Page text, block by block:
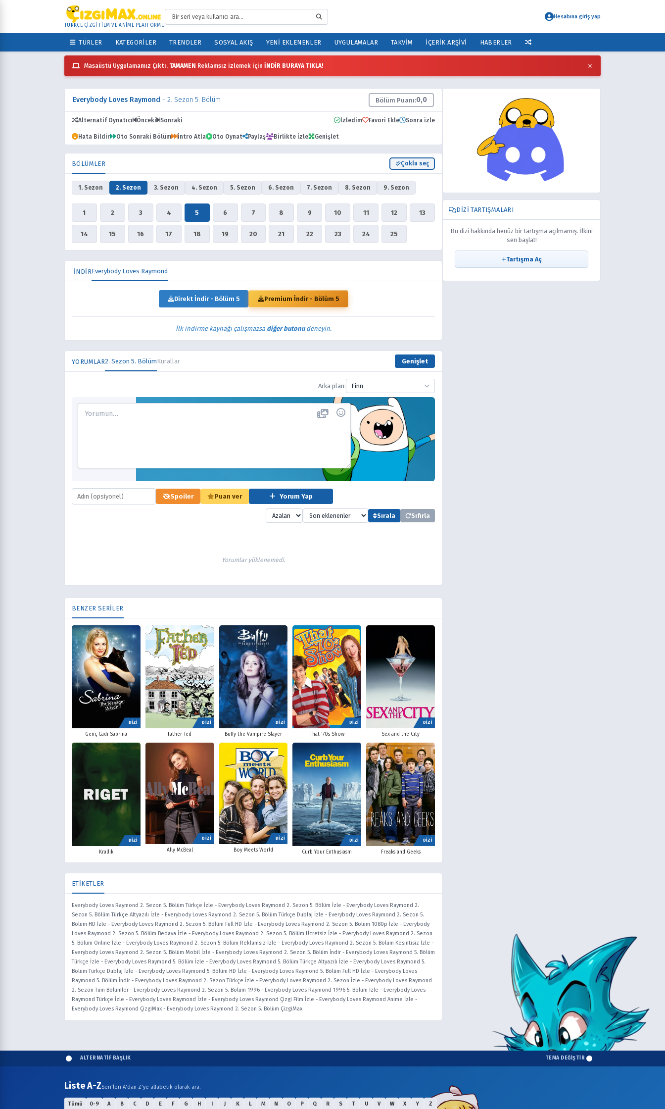
TÜRKÇE ÇİZGİ FİLM VE ANİME PLATFORMU
Hesabına giriş yap
TÜRLER KATEGORILER TRENDLER SOSYAL AKIŞ YENI EKLENENLER UYGULAMALAR TAKVIM İÇERIK ARŞIVI HABERLER
Masaüstü Uygulamamız Çıktı, TAMAMEN Reklamsız izlemek için İNDİR BURAYA TIKLA! ×
Everybody Loves Raymond - 2. Sezon 5. Bölüm Bölüm Puanı:0,0
Alternatif Oynatıcı Önceki Sonraki İzledim Favori Ekle Sonra izle
Hata Bildir Oto Sonraki Bölüm İntro Atla Oto Oynat Paylaş Birlikte İzle Genişlet
BÖLÜMLER Çoklu seç
1. Sezon 2. Sezon 3. Sezon 4. Sezon 5. Sezon 6. Sezon 7. Sezon 8. Sezon 9. Sezon
1 2 3 4 5 6 7 8 9 10 11 12 13
14 15 16 17 18 19 20 21 22 23 24 25
İNDİREverybody Loves Raymond
Direkt İndir - Bölüm 5 Premium İndir - Bölüm 5
İlk indirme kaynağı çalışmazsa diğer butonudeneyin.
YORUMLAR2. Sezon 5. BölümKurallar Genişlet
Arka plan: Finn
Spoiler Puan ver Yorum Yap
Sırala Sıfırla
Yorumlar yüklenemedi.
BENZER SERİLER
DİZİ
Genç Cadı Sabrina
DİZİ
Father Ted
DİZİ
Buffy the Vampire Slayer
DİZİ
That '70s Show
DİZİ
Sex and the City
DİZİ
Krallık
DİZİ
Ally McBeal
DİZİ
Boy Meets World
DİZİ
Curb Your Enthusiasm
DİZİ
Freaks and Geeks
ETİKETLER
Everybody Loves Raymond 2. Sezon 5. Bölüm Türkçe İzle - Everybody Loves Raymond 2. Sezon 5. Bölüm İzle - Everybody Loves Raymond 2.
Sezon 5. Bölüm Türkçe Altyazılı İzle - Everybody Loves Raymond 2. Sezon 5. Bölüm Türkçe Dublaj İzle - Everybody Loves Raymond 2. Sezon 5.
Bölüm HD İzle - Everybody Loves Raymond 2. Sezon 5. Bölüm Full HD İzle - Everybody Loves Raymond 2. Sezon 5. Bölüm 1080p İzle - Everybody
Loves Raymond 2. Sezon 5. Bölüm Bedava İzle - Everybody Loves Raymond 2. Sezon 5. Bölüm Ücretsiz İzle - Everybody Loves Raymond 2. Sezon
5. Bölüm Online İzle - Everybody Loves Raymond 2. Sezon 5. Bölüm Reklamsız İzle - Everybody Loves Raymond 2. Sezon 5. Bölüm Kesintisiz İzle -
Everybody Loves Raymond 2. Sezon 5. Bölüm Mobil İzle - Everybody Loves Raymond 2. Sezon 5. Bölüm İndir - Everybody Loves Raymond 5. Bölüm
Türkçe İzle - Everybody Loves Raymond 5. Bölüm İzle - Everybody Loves Raymond 5. Bölüm Türkçe Altyazılı İzle - Everybody Loves Raymond 5.
Bölüm Türkçe Dublaj İzle - Everybody Loves Raymond 5. Bölüm HD İzle - Everybody Loves Raymond 5. Bölüm Full HD İzle - Everybody Loves
Raymond 5. Bölüm İndir - Everybody Loves Raymond 2. Sezon Türkçe İzle - Everybody Loves Raymond 2. Sezon İzle - Everybody Loves Raymond
2. Sezon Tüm Bölümler - Everybody Loves Raymond 2. Sezon 5. Bölüm 1996 - Everybody Loves Raymond 1996 5. Bölüm İzle - Everybody Loves
Raymond Türkçe İzle - Everybody Loves Raymond İzle - Everybody Loves Raymond Çizgi Film İzle - Everybody Loves Raymond Anime İzle -
Everybody Loves Raymond ÇizgiMax - Everybody Loves Raymond 2. Sezon 5. Bölüm ÇizgiMax
DIZI TARTIŞMALARI
Bu dizi hakkında henüz bir tartışma açılmamış. İlkini
sen başlat!
Tartışma Aç
ALTERNATİF BAŞLIK TEMA DEĞİŞTİR
Liste A-ZSeri'leri A'dan Z'ye alfabetik olarak ara.
Tümü 0-9 A B C D E F G H I J K L M N O P Q R S T U V W X Y Z